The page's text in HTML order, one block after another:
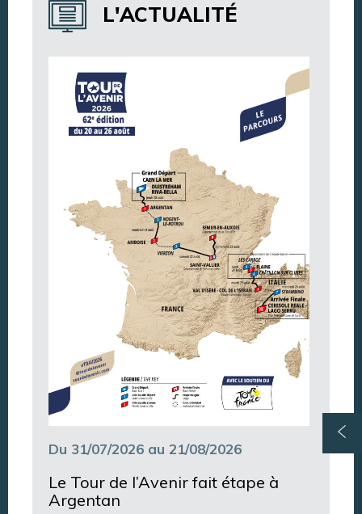
Annuaire des associations
Argentan Aujourd’hui
L'ACTUALITÉ
Du 31/07/2026 au 21/08/2026
Le Tour de l’Avenir fait étape à
Argentan